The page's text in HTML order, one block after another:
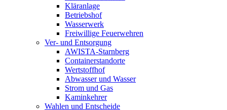
Kläranlage
Betriebshof
Wasserwerk
Freiwillige Feuerwehren
Ver- und Entsorgung
AWISTA-Starnberg
Containerstandorte
Wertstoffhof
Abwasser und Wasser
Strom und Gas
Kaminkehrer
Wahlen und Entscheide